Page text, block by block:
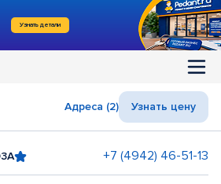
Узнать детали
Адреса (2) Узнать цену
+7 (4942) 46-51-13